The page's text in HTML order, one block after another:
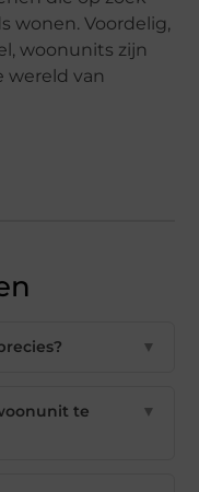
wonen. Voordelig,
woonunits zijn
wereld van
▼
te
▼